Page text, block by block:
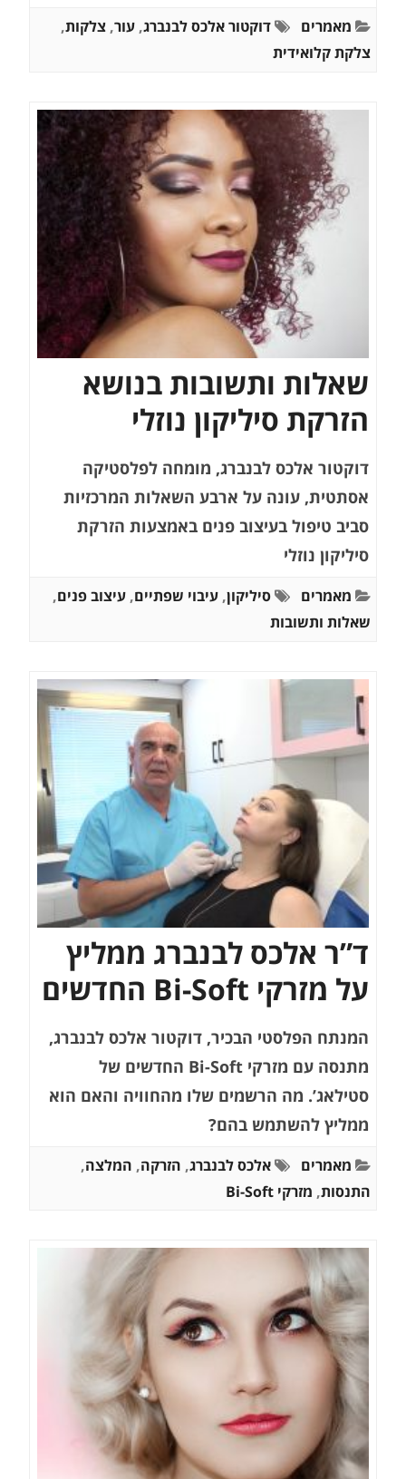
מאמרים דוקטור אלכס לבנברג, עור, צלקות,
צלקת קלואידית
שאלות ותשובות בנושא
הזרקת סיליקון נוזלי
דוקטור אלכס לבנברג, מומחה לפלסטיקה
אסתטית, עונה על ארבע השאלות המרכזיות
סביב טיפול בעיצוב פנים באמצעות הזרקת
סיליקון נוזלי
מאמרים סיליקון, עיבוי שפתיים, עיצוב פנים,
שאלות ותשובות
ד”ר אלכס לבנברג ממליץ
על מזרקי Bi-Soft החדשים
המנתח הפלסטי הבכיר, דוקטור אלכס לבנברג,
מתנסה עם מזרקי Bi-Soft החדשים של
סטילאג’. מה הרשמים שלו מהחוויה והאם הוא
ממליץ להשתמש בהם?
מאמרים אלכס לבנברג, הזרקה, המלצה,
התנסות, מזרקי Bi-Soft